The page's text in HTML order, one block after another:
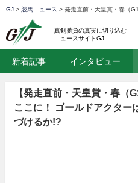
GJ > 競馬ニュース > 発走直前・天皇賞・春（G1
真剣勝負の真実に切り込む
ニュースサイトGJ
新着記事 インタビュー
【発走直前・天皇賞・春（
ここに！ ゴールドアクター
づけるか!?